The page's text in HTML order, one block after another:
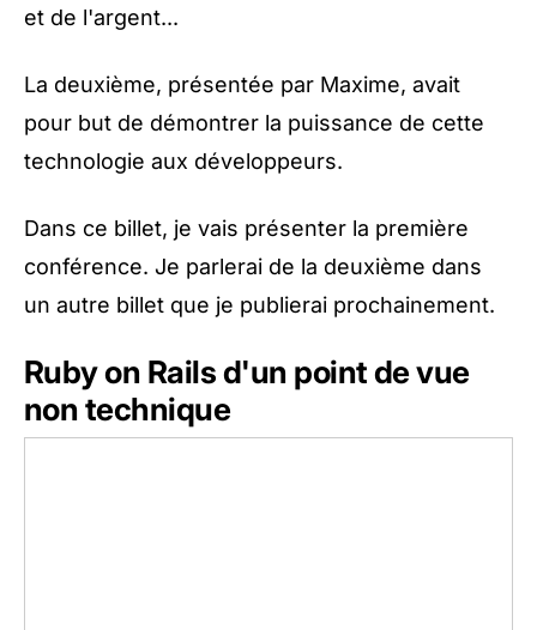
et de l'argent...
La deuxième, présentée par Maxime, avait
pour but de démontrer la puissance de cette
technologie aux développeurs.
Dans ce billet, je vais présenter la première
conférence. Je parlerai de la deuxième dans
un autre billet que je publierai prochainement.
Ruby on Rails d'un point de vue
non technique